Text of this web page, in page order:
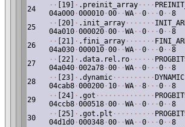
24
· · [19] · .preinit_array · · · ·
04a000 ·000010 ·00 · ·WA · ·0 · · ·0 · ·8
25
· · [20] · .init_array · · · · · · ·
04a010 ·000020 ·00 · ·WA · ·0 · · ·0 · ·8
26
· · [21] · .fini_array · · · · · · ·
04a030 ·000010 ·00 · ·WA · ·0 · · ·0 · ·8
27
· · [22] · .data.rel.ro · · · · · ·
04a040 ·002a78 ·00 · ·WA · ·0 · · ·0 · ·8
28
· · [23] · .dynamic · · · · · · · · · · DYNAMIC
04cab8 ·000200 · 10 · ·WA · ·8 · · ·0 · ·8
29
· · [24] · .got · · · · · · · · · · · · · ·
04ccb8 ·000518 ·00 · ·WA · ·0 · · ·0 · ·8
30
· · [25] · .got.plt · · · · · · · · · ·
04d1d0 ·000348 ·00 · ·WA · ·0 · · ·0 · ·8